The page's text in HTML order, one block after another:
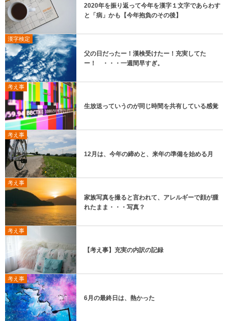
2020年を振り返って今年を漢字１文字であらわす
と「病」かも【今年抱負のその後】
漢字検定
父の日だったー！漢検受けたー！充実してた
ー！ ・・・一週間早すぎ。
考え事
生放送っていうのが同じ時間を共有している感覚
考え事
12月は、今年の締めと、来年の準備を始める月
考え事
家族写真を撮ると言われて、アレルギーで顔が腫
れたまま・・・写真？
考え事
【考え事】充実の内訳の記録
考え事
6月の最終日は、熱かった